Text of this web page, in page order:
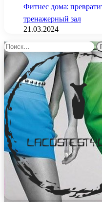
Фитнес дома:
тренажерный зал
21.03.2024
Найти: